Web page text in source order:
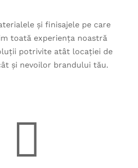
și finisajele pe care
toată experiența noastră
potrivite atât locației de
și nevoilor brandului tău.
